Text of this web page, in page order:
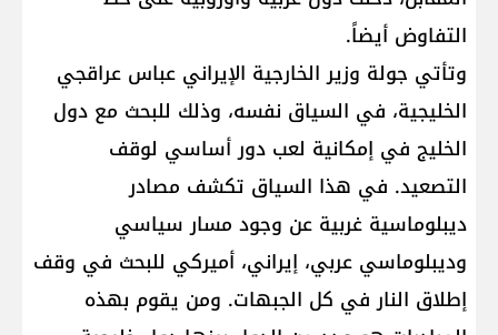
التفاوض أيضاً.
وتأتي جولة وزير الخارجية الإيراني عباس عراقجي
الخليجية، في السياق نفسه، وذلك للبحث مع دول
الخليج في إمكانية لعب دور أساسي لوقف
التصعيد. في هذا السياق تكشف مصادر
ديبلوماسية غربية عن وجود مسار سياسي
وديبلوماسي عربي، إيراني، أميركي للبحث في وقف
إطلاق النار في كل الجبهات. ومن يقوم بهذه